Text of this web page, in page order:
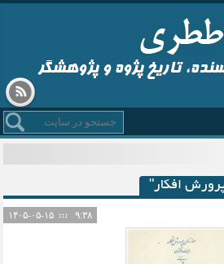
تاریخ پژوه و پژوهشگر
افکار"
۹:۳۸